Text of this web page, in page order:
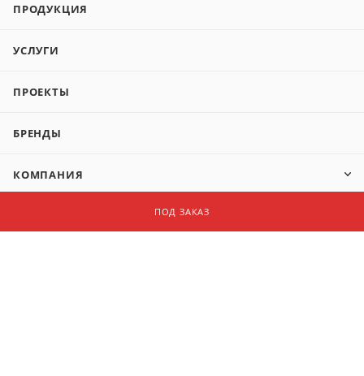
ПОД ЗАКАЗ
ПРОДУКЦИЯ
УСЛУГИ
ПРОЕКТЫ
БРЕНДЫ
КОМПАНИЯ